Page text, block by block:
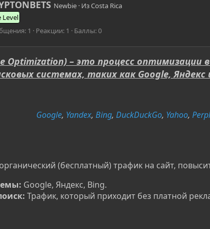
Newbie · ИзCosta Rica
Level
1 Реакции 1 Баллы 0
Optimization) – это процесс оптимизации
системах, таких как Google,
Google, Yandex, Bing, DuckDuckGo, Yahoo,
(бесплатный) трафик на сайт,
Google, Яндекс, Bing.
Трафик, который приходит без платной